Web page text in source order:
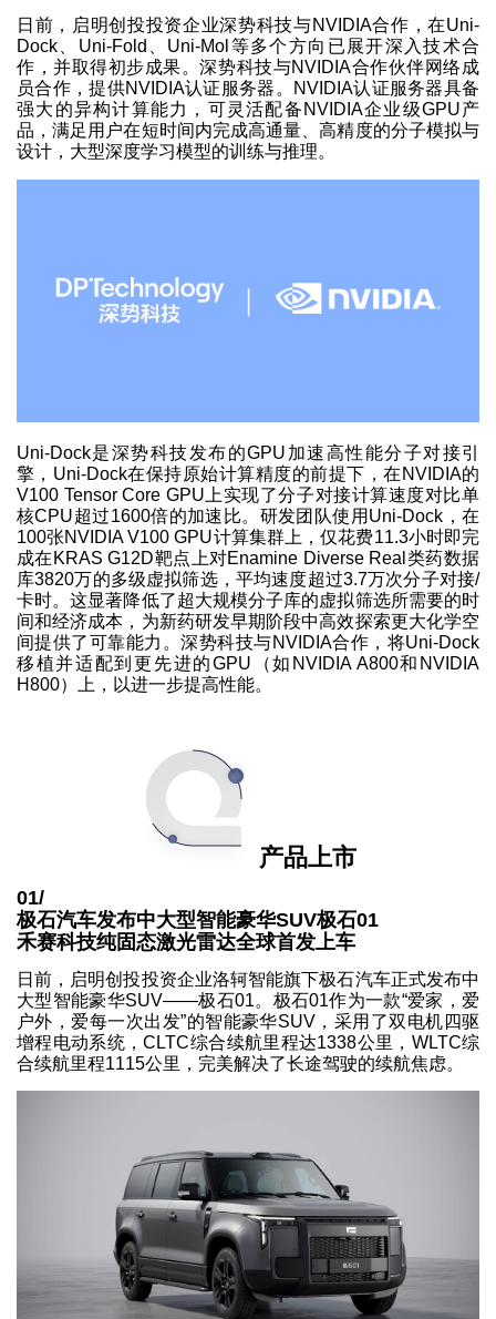
日前，启明创投投资企业深势科技与NVIDIA合作，在Uni-
Dock、Uni-Fold、Uni-Mol等多个方向已展开深入技术合
作，并取得初步成果。深势科技与NVIDIA合作伙伴网络成
员合作，提供NVIDIA认证服务器。NVIDIA认证服务器具备
强大的异构计算能力，可灵活配备NVIDIA企业级GPU产
品，满足用户在短时间内完成高通量、高精度的分子模拟与
设计，大型深度学习模型的训练与推理。
Uni-Dock是深势科技发布的GPU加速高性能分子对接引
擎，Uni-Dock在保持原始计算精度的前提下，在NVIDIA的
V100 Tensor Core GPU上实现了分子对接计算速度对比单
核CPU超过1600倍的加速比。研发团队使用Uni-Dock，在
100张NVIDIA V100 GPU计算集群上，仅花费11.3小时即完
成在KRAS G12D靶点上对Enamine Diverse Real类药数据
库3820万的多级虚拟筛选，平均速度超过3.7万次分子对接/
卡时。这显著降低了超大规模分子库的虚拟筛选所需要的时
间和经济成本，为新药研发早期阶段中高效探索更大化学空
间提供了可靠能力。深势科技与NVIDIA合作，将Uni-Dock
移植并适配到更先进的GPU（如NVIDIA A800和NVIDIA
H800）上，以进一步提高性能。
产品上市
01/
极石汽车发布中大型智能豪华SUV极石01
禾赛科技纯固态激光雷达全球首发上车
日前，启明创投投资企业洛轲智能旗下极石汽车正式发布中
大型智能豪华SUV——极石01。极石01作为一款“爱家，爱
户外，爱每一次出发”的智能豪华SUV，采用了双电机四驱
增程电动系统，CLTC综合续航里程达1338公里，WLTC综
合续航里程1115公里，完美解决了长途驾驶的续航焦虑。